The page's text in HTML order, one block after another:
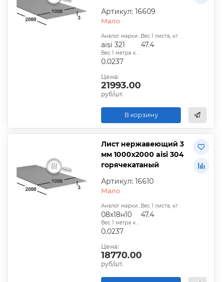
Артикул: 16609
Мало
Аналог марки стали:
aisi 321
Вес 1 листа, кг:
47.4
Вес 1 метра квадратного, т:
0.0237
Цена:
21993.00
руб/шт.
В корзину
Лист нержавеющий 3
мм 1000х2000 aisi 304
горячекатаный
Артикул: 16610
Мало
Аналог марки стали:
08х18н10
Вес 1 листа, кг:
47.4
Вес 1 метра квадратного, т:
0.0237
Цена:
18770.00
руб/шт.